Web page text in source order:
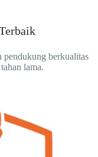
pendukung berkualitas
lama.